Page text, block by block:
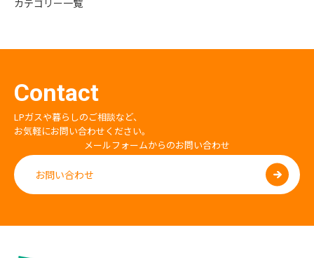
カテゴリー一覧
Contact
LPガスや暮らしのご相談など、
お気軽にお問い合わせください。
メールフォームからのお問い合わせ
お問い合わせ